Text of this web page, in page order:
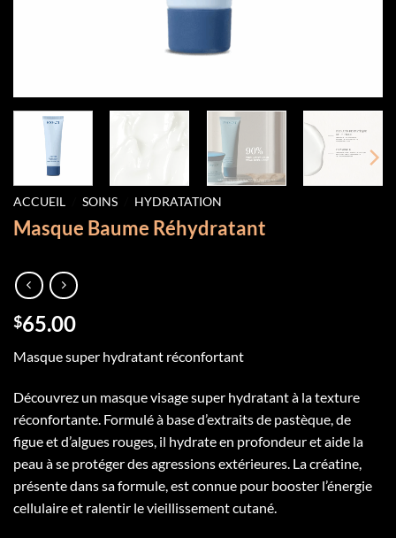
ACCUEIL SOINS HYDRATATION
Masque Baume Réhydratant
$65.00
Masque super hydratant réconfortant
Découvrez un masque visage super hydratant à la texture
réconfortante. Formulé à base d’extraits de pastèque, de
figue et d’algues rouges, il hydrate en profondeur et aide la
peau à se protéger des agressions extérieures. La créatine,
présente dans sa formule, est connue pour booster l’énergie
cellulaire et ralentir le vieillissement cutané.